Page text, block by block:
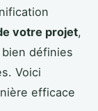
votre projet,
définies
Voici
efficace